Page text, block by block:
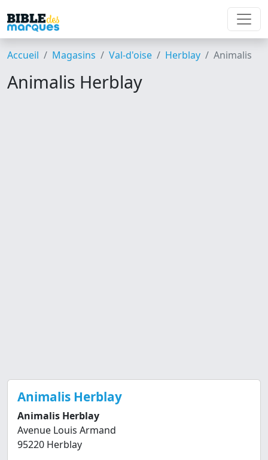
Accueil Magasins Val-d'oise Herblay Animalis
Animalis Herblay
Animalis Herblay
Animalis Herblay
Avenue Louis Armand
95220 Herblay